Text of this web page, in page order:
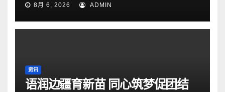
8月 6, 2026 ADMIN
资讯
语润边疆育新苗 同心筑梦促团结